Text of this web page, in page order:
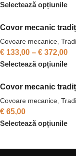
Selectează opțiunile
Covor mecanic
Covoare mecanice
€ 133,00 – € 372,00
Selectează opțiunile
Covor mecanic
Covoare mecanice
€ 65,00
Selectează opțiunile